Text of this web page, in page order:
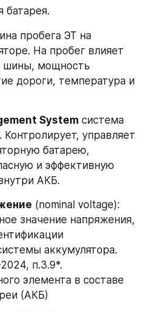
батарея.
пробега ЭТ на
На пробег влияет
шины, мощность
дороги, температура и
System
система
Контролирует, управляет
батарею,
и эффективную
АКБ.
(nominal voltage):
значение напряжения,
аккумулятора.
п.3.9*.
элемента в составе
(АКБ)